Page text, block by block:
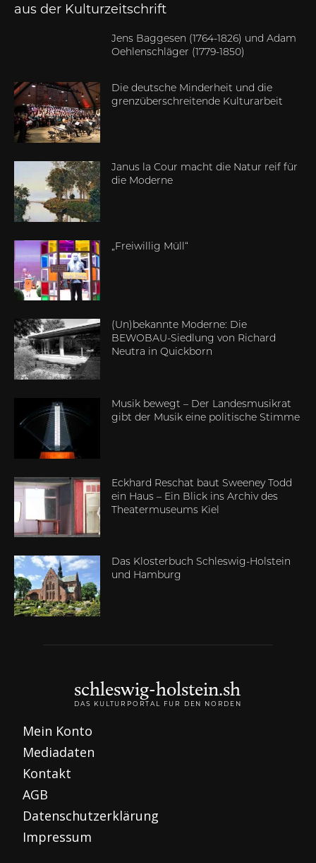
aus der Kulturzeitschrift
Jens Baggesen (1764-1826) und Adam
Oehlenschläger (1779-1850)
Die deutsche Minderheit und die
grenzüberschreitende Kulturarbeit
Janus la Cour macht die Natur reif für
die Moderne
„Freiwillig Müll“
(Un)bekannte Moderne: Die
BEWOBAU-Siedlung von Richard
Neutra in Quickborn
Musik bewegt – Der Landesmusikrat
gibt der Musik eine politische Stimme
Eckhard Reschat baut Sweeney Todd
ein Haus – Ein Blick ins Archiv des
Theatermuseums Kiel
Das Klosterbuch Schleswig-Holstein
und Hamburg
schleswig-holstein.sh
DAS KULTURPORTAL FÜR DEN NORDEN
Mein Konto
Mediadaten
Kontakt
AGB
Datenschutzerklärung
Impressum